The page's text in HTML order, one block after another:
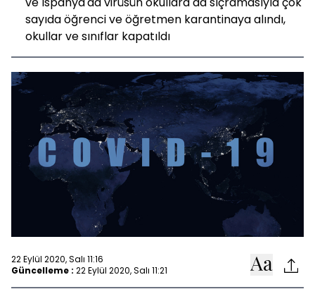
sayıda öğrenci ve öğretmen karantinaya alındı,
okullar ve sınıflar kapatıldı
22 Eylül 2020, Salı 11:16
Güncelleme : 22 Eylül 2020, Salı 11:21